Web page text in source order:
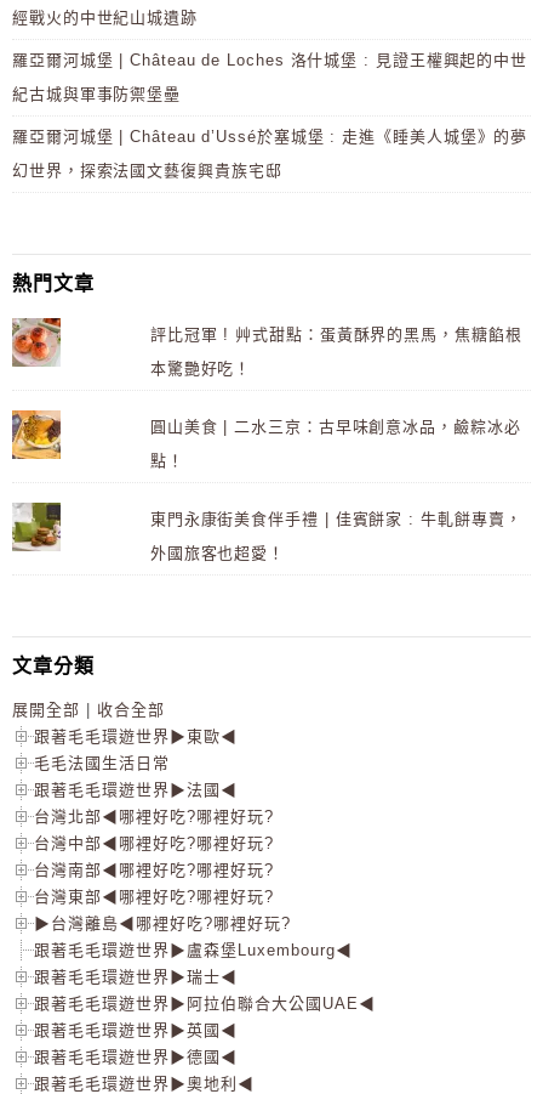
經戰火的中世紀山城遺跡
羅亞爾河城堡 | Château de Loches 洛什城堡 : 見證王權興起的中世
紀古城與軍事防禦堡壘
羅亞爾河城堡 | Château d’Ussé於塞城堡 : 走進《睡美人城堡》的夢
幻世界，探索法國文藝復興貴族宅邸
熱門文章
評比冠軍 ! 艸式甜點：蛋黃酥界的黑馬，焦糖餡根
本驚艷好吃！
圓山美食 | 二水三京：古早味創意冰品，鹼粽冰必
點！
東門永康街美食伴手禮 | 佳賓餅家 : 牛軋餅專賣，
外國旅客也超愛！
文章分類
展開全部
收合全部
跟著毛毛環遊世界▶東歐◀
毛毛法國生活日常
跟著毛毛環遊世界▶法國◀
台灣北部◀哪裡好吃?哪裡好玩?
台灣中部◀哪裡好吃?哪裡好玩?
台灣南部◀哪裡好吃?哪裡好玩?
台灣東部◀哪裡好吃?哪裡好玩?
▶台灣離島◀哪裡好吃?哪裡好玩?
跟著毛毛環遊世界▶盧森堡Luxembourg◀
跟著毛毛環遊世界▶瑞士◀
跟著毛毛環遊世界▶阿拉伯聯合大公國UAE◀
跟著毛毛環遊世界▶英國◀
跟著毛毛環遊世界▶德國◀
跟著毛毛環遊世界▶奧地利◀